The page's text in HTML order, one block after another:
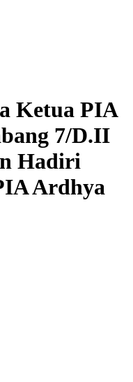
Ketua PIA
7/D.II
Hadiri
Ardhya